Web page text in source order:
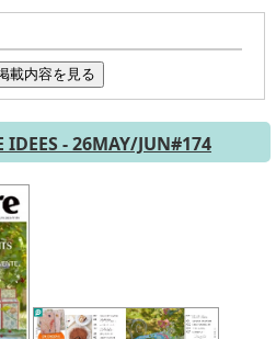
載内容を見る
IDEES - 26MAY/JUN#174